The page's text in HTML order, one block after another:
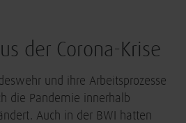
der Corona-Krise
und ihre Arbeitsprozesse
die Pandemie innerhalb
Auch in der BWI hatten